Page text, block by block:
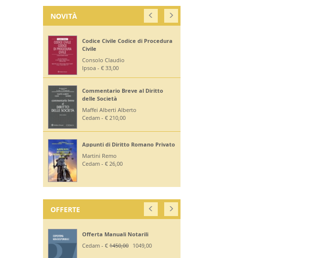
NOVITÀ
Codice Civile Codice di Procedura
Civile
Consolo Claudio
Ipsoa - € 33,00
Commentario Breve al Diritto
delle Società
Maffei Alberti Alberto
Cedam - € 210,00
Appunti di Diritto Romano Privato
Martini Remo
Cedam - € 26,00
OFFERTE
Offerta Manuali Notarili
Cedam - € 1450,00 1049,00